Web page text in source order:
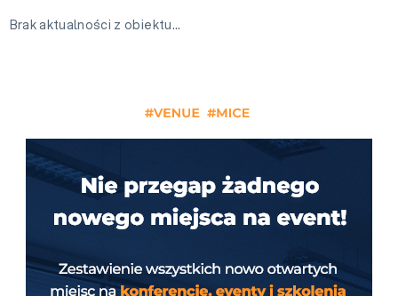
Brak aktualności z obiektu…